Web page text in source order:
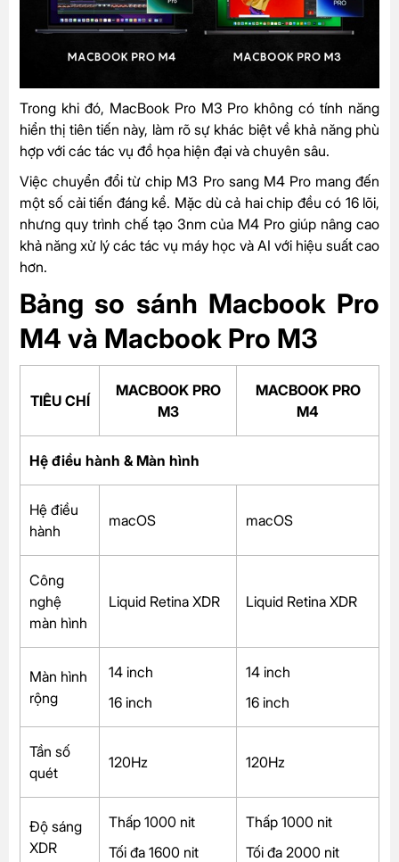
Trong khi đó, MacBook Pro M3 Pro không có tính năng
hiển thị tiên tiến này, làm rõ sự khác biệt về khả năng phù
hợp với các tác vụ đồ họa hiện đại và chuyên sâu.
Việc chuyển đổi từ chip M3 Pro sang M4 Pro mang đến
một số cải tiến đáng kể. Mặc dù cả hai chip đều có 16 lõi,
nhưng quy trình chế tạo 3nm của M4 Pro giúp nâng cao
khả năng xử lý các tác vụ máy học và AI với hiệu suất cao
hơn.
Bảng so sánh Macbook Pro
M4 và Macbook Pro M3
TIÊU CHÍ
MACBOOK PRO
M3
MACBOOK PRO
M4
Hệ điều hành & Màn hình
Hệ điều
hành
macOS macOS
Công
nghệ
màn hình
Liquid Retina XDR Liquid Retina XDR
Màn hình
rộng
14 inch
16 inch
14 inch
16 inch
Tần số
quét
120Hz 120Hz
Độ sáng
XDR
Thấp 1000 nit
Tối đa 1600 nit
Thấp 1000 nit
Tối đa 2000 nit